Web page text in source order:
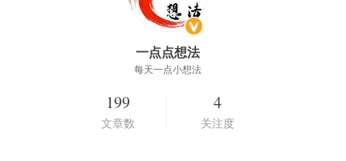
一点点想法
每天一点小想法
199
文章数
4
关注度